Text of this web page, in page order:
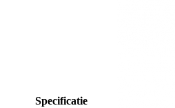
Specificatie